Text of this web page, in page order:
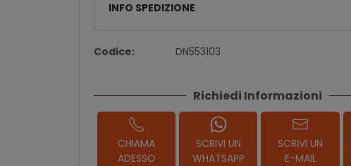
INFO SPEDIZIONE
Codice: DN553103
Richiedi Informazioni
CHIAMA
ADESSO
SCRIVI UN
WHATSAPP
SCRIVI UN
E-MAIL